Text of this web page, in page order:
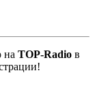
на TOP-Radio в